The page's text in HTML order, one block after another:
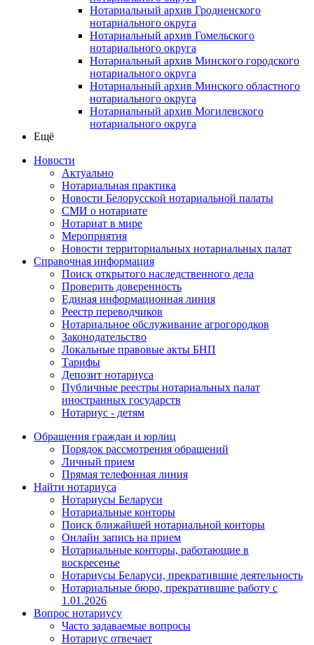
Нотариальный архив Гродненского
нотариального округа
Нотариальный архив Гомельского
нотариального округа
Нотариальный архив Минского городского
нотариального округа
Нотариальный архив Минского областного
нотариального округа
Нотариальный архив Могилевского
нотариального округа
Ещё
Новости
Актуально
Нотариальная практика
Новости Белорусской нотариальной палаты
СМИ о нотариате
Нотариат в мире
Мероприятия
Новости территориальных нотариальных палат
Справочная информация
Поиск открытого наследственного дела
Проверить доверенность
Единая информационная линия
Реестр переводчиков
Нотариальное обслуживание агрогородков
Законодательство
Локальные правовые акты БНП
Тарифы
Депозит нотариуса
Публичные реестры нотариальных палат
иностранных государств
Нотариус - детям
Обращения граждан и юрлиц
Порядок рассмотрения обращений
Личный прием
Прямая телефонная линия
Найти нотариуса
Нотариусы Беларуси
Нотариальные конторы
Поиск ближайшей нотариальной конторы
Онлайн запись на прием
Нотариальные конторы, работающие в
воскресенье
Нотариусы Беларуси, прекратившие деятельность
Нотариальные бюро, прекратившие работу с
1.01.2026
Вопрос нотариусу
Часто задаваемые вопросы
Нотариус отвечает